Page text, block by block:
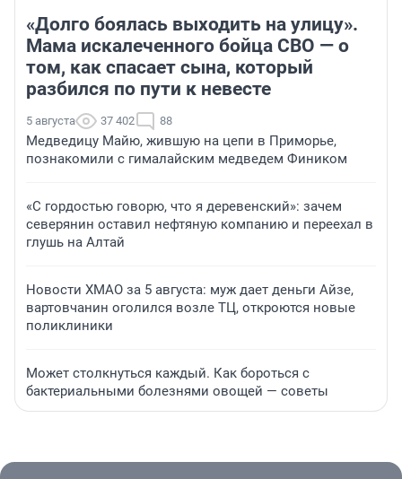
«Долго боялась выходить на улицу».
Мама искалеченного бойца СВО — о
том, как спасает сына, который
разбился по пути к невесте
5 августа 37 402 88
Медведицу Майю, жившую на цепи в Приморье,
познакомили с гималайским медведем Фиником
«С гордостью говорю, что я деревенский»: зачем
северянин оставил нефтяную компанию и переехал в
глушь на Алтай
Новости ХМАО за 5 августа: муж дает деньги Айзе,
вартовчанин оголился возле ТЦ, откроются новые
поликлиники
Может столкнуться каждый. Как бороться с
бактериальными болезнями овощей — советы